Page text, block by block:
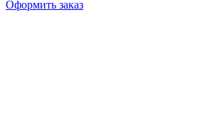
Оформить заказ